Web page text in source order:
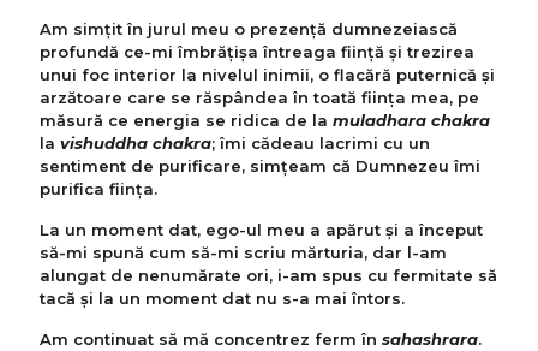
Am simțit în jurul meu o prezență dumnezeiască
profundă ce-mi îmbrățișa întreaga ființă și trezirea
unui foc interior la nivelul inimii, o flacără puternică și
arzătoare care se răspândea în toată ființa mea, pe
măsură ce energia se ridica de la muladhara chakra
la vishuddha chakra; îmi cădeau lacrimi cu un
sentiment de purificare, simțeam că Dumnezeu îmi
purifica ființa.
La un moment dat, ego-ul meu a apărut și a început
să-mi spună cum să-mi scriu mărturia, dar l-am
alungat de nenumărate ori, i-am spus cu fermitate să
tacă și la un moment dat nu s-a mai întors.
Am continuat să mă concentrez ferm în sahashrara.